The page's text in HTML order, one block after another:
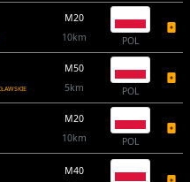
M20
10km
POL
M50
5km
POL
M20
10km
POL
M40